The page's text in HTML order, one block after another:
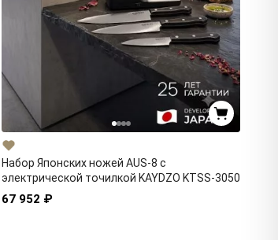
Набор Японских ножей AUS-8 с
электрической точилкой KAYDZO KTSS-3050
67 952 ₽